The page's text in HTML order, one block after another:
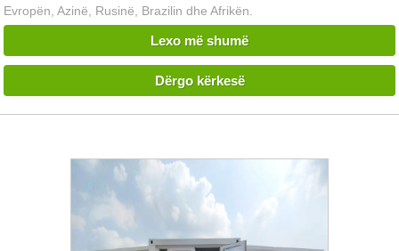
Evropën, Azinë, Rusinë, Brazilin dhe Afrikën.
Lexo më shumë
Dërgo kërkesë